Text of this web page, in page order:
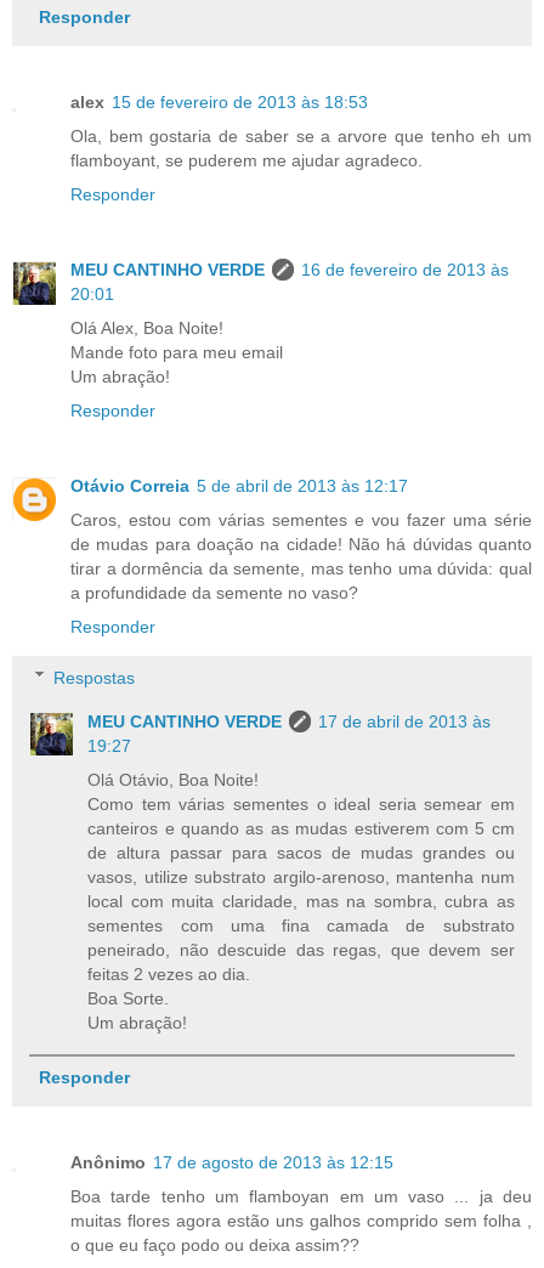
Responder
alex 15 de fevereiro de 2013 às 18:53
Ola, bem gostaria de saber se a arvore que tenho eh um
flamboyant, se puderem me ajudar agradeco.
Responder
MEU CANTINHO VERDE
16 de fevereiro de 2013 às
20:01
Olá Alex, Boa Noite!
Mande foto para meu email
Um abração!
Responder
Otávio Correia 5 de abril de 2013 às 12:17
Caros, estou com várias sementes e vou fazer uma série
de mudas para doação na cidade! Não há dúvidas quanto
tirar a dormência da semente, mas tenho uma dúvida: qual
a profundidade da semente no vaso?
Responder
Respostas
MEU CANTINHO VERDE
17 de abril de 2013 às
19:27
Olá Otávio, Boa Noite!
Como tem várias sementes o ideal seria semear em
canteiros e quando as as mudas estiverem com 5 cm
de altura passar para sacos de mudas grandes ou
vasos, utilize substrato argilo-arenoso, mantenha num
local com muita claridade, mas na sombra, cubra as
sementes com uma fina camada de substrato
peneirado, não descuide das regas, que devem ser
feitas 2 vezes ao dia.
Boa Sorte.
Um abração!
Responder
Anônimo 17 de agosto de 2013 às 12:15
Boa tarde tenho um flamboyan em um vaso ... ja deu
muitas flores agora estão uns galhos comprido sem folha ,
o que eu faço podo ou deixa assim??